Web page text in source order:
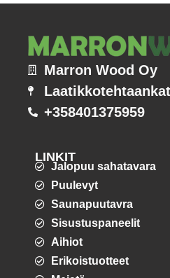
Marron Wood Oy
+358401375959
LINKIT
Jalopuu sahatavara
Puulevyt
Saunapuutavra
Sisustuspaneelit
Aihiot
Erikoistuotteet